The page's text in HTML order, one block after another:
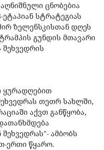
ცნობებია
სტრატეგიას
ზელენსკისთან დღეს
გუნდის მთავარი
შეხვედრის
ყურადღებით
თეთრ სახლში,
აქვთ განწყობა,
ამბობს
ერთი წყარო.